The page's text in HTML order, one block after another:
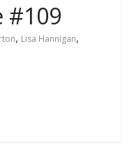
#109
, Lisa Hannigan,